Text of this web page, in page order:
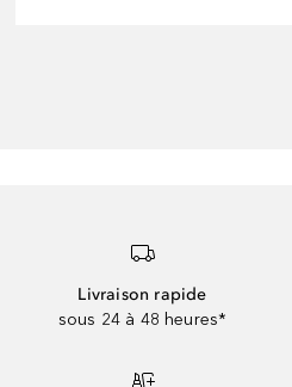
Livraison rapide
sous 24 à 48 heures*